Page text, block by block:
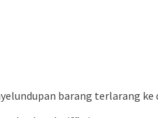
barang terlarang ke